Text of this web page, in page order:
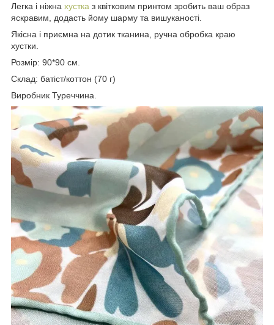
Легка і ніжна хустка з квітковим принтом зробить ваш образ
яскравим, додасть йому шарму та вишуканості.
Якісна і приємна на дотик тканина, ручна обробка краю
хустки.
Розмір: 90*90 см.
Склад: батіст/коттон (70 г)
Виробник Туреччина.